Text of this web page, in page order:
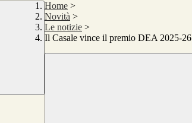
Home >
Novità >
Le notizie >
Il Casale vince il premio DEA 2025-26